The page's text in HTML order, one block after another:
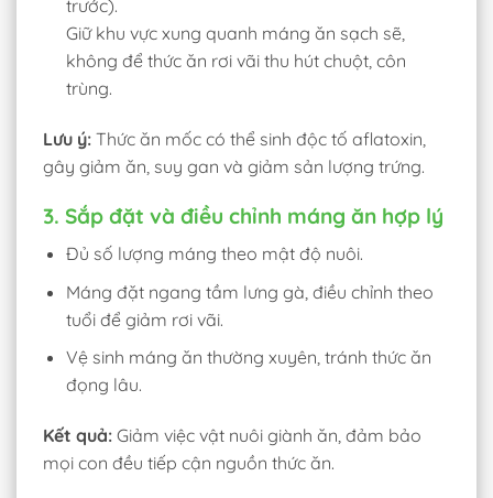
trước).
Giữ khu vực xung quanh máng ăn sạch sẽ,
không để thức ăn rơi vãi thu hút chuột, côn
trùng.
Lưu ý: Thức ăn mốc có thể sinh độc tố aflatoxin,
gây giảm ăn, suy gan và giảm sản lượng trứng.
3. Sắp đặt và điều chỉnh máng ăn hợp lý
Đủ số lượng máng theo mật độ nuôi.
Máng đặt ngang tầm lưng gà, điều chỉnh theo
tuổi để giảm rơi vãi.
Vệ sinh máng ăn thường xuyên, tránh thức ăn
đọng lâu.
Kết quả: Giảm việc vật nuôi giành ăn, đảm bảo
mọi con đều tiếp cận nguồn thức ăn.